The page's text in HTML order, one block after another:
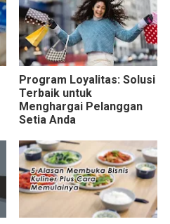
Program Loyalitas: Solusi
Terbaik untuk
Menghargai Pelanggan
Setia Anda